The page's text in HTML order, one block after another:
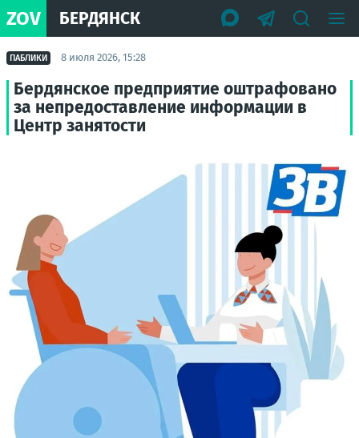
ZOV БЕРДЯНСК
ПАБЛИКИ 8 июля 2026, 15:28
Бердянское предприятие оштрафовано
за непредоставление информации в
Центр занятости